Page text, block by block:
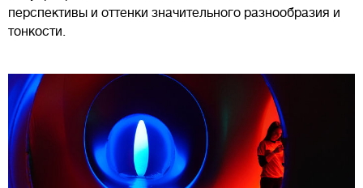
перспективы и оттенки значительного разнообразия и
тонкости.